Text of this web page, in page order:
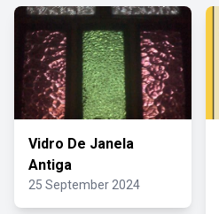
Vidro De Janela
Antiga
25 September 2024